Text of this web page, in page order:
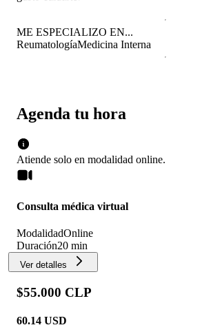
Agenda tu hora
Atiende solo en modalidad online.
Consulta médica virtual
ModalidadOnline
Duración20 min
Ver detalles
$55.000 CLP
60.14 USD
ME ESPECIALIZO EN...
ReumatologíaMedicina Interna